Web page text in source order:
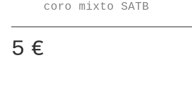
coro mixto SATB
5 €